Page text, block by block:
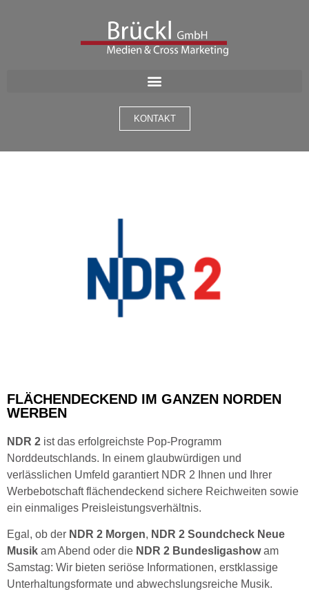
KONTAKT
FLÄCHENDECKEND IM GANZEN NORDEN
WERBEN
NDR 2 ist das erfolgreichste Pop-Programm
Norddeutschlands. In einem glaubwürdigen und
verlässlichen Umfeld garantiert NDR 2 Ihnen und Ihrer
Werbebotschaft flächendeckend sichere Reichweiten sowie
ein einmaliges Preisleistungsverhältnis.
Egal, ob der NDR 2 Morgen, NDR 2 Soundcheck Neue
Musik am Abend oder die NDR 2 Bundesligashowam
Samstag: Wir bieten seriöse Informationen, erstklassige
Unterhaltungsformate und abwechslungsreiche Musik.